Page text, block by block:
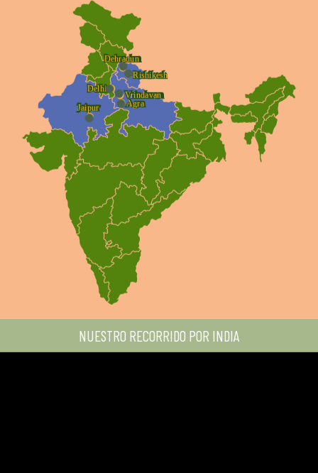
una de las metropolis más grandes del mundo
se le llama la ciudad rosada por el color de arenizca
que predomina en sus construcciones
NUESTRO RECORRIDO POR INDIA